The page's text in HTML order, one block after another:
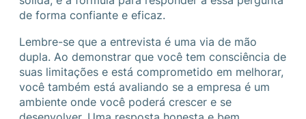
de forma confiante e eficaz.
Lembre-se que a entrevista é uma via de mão
dupla. Ao demonstrar que você tem consciência de
suas limitações e está comprometido em melhorar,
você também está avaliando se a empresa é um
ambiente onde você poderá crescer e se